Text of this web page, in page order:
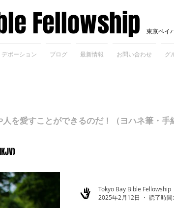
Fellowship 東京ベイ
ボーション ブログ 最新情報 お問い合わせ グ
を愛すことができるのだ！（ヨハネ筆・手
Tokyo Bay Bible Fellowship
2025年2月12日
読了時間